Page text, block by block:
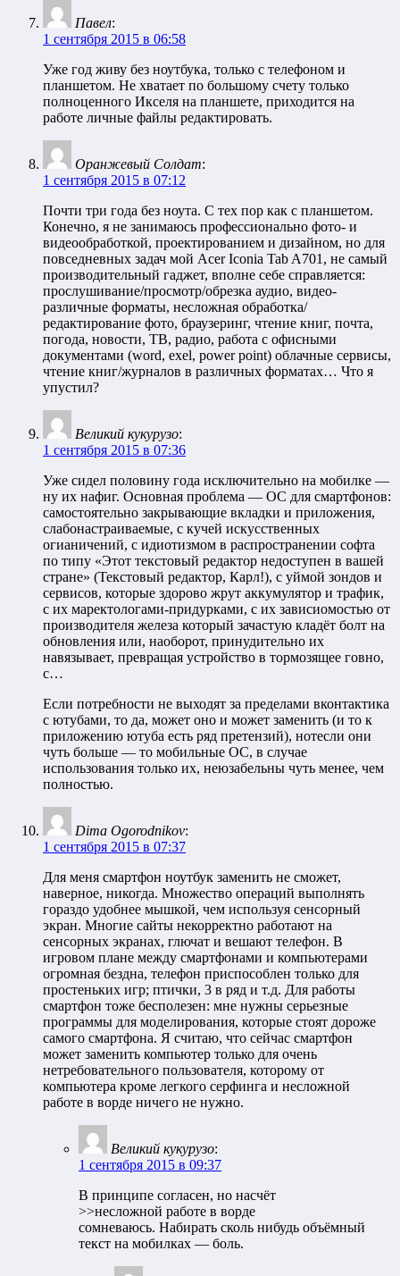
Павел:
1 сентября 2015 в 06:58
Уже год живу без ноутбука, только с телефоном и
планшетом. Не хватает по большому счету только
полноценного Икселя на планшете, приходится на
работе личные файлы редактировать.
Оранжевый Солдат:
1 сентября 2015 в 07:12
Почти три года без ноута. С тех пор как с планшетом.
Конечно, я не занимаюсь профессионально фото- и
видеообработкой, проектированием и дизайном, но для
повседневных задач мой Acer Iconia Tab A701, не самый
производительный гаджет, вполне себе справляется:
прослушивание/просмотр/обрезка аудио, видео-
различные форматы, несложная обработка/
редактирование фото, браузеринг, чтение книг, почта,
погода, новости, ТВ, радио, работа с офисными
документами (word, exel, power point) облачные сервисы,
чтение книг/журналов в различных форматах… Что я
упустил?
Великий кукурузо:
1 сентября 2015 в 07:36
Уже сидел половину года исключительно на мобилке —
ну их нафиг. Основная проблема — ОС для смартфонов:
самостоятельно закрывающие вкладки и приложения,
слабонастраиваемые, с кучей искусственных
огианичений, с идиотизмом в распространении софта
по типу «Этот текстовый редактор недоступен в вашей
стране» (Текстовый редактор, Карл!), с уймой зондов и
сервисов, которые здорово жрут аккумулятор и трафик,
с их маректологами-придурками, с их зависиомостью от
производителя железа который зачастую кладёт болт на
обновления или, наоборот, принудительно их
навязывает, превращая устройство в тормозящее говно,
с…
Если потребности не выходят за пределами вконтактика
с ютубами, то да, может оно и может заменить (и то к
приложению ютуба есть ряд претензий), нотесли они
чуть больше — то мобильные ОС, в случае
использования только их, неюзабельны чуть менее, чем
полностью.
Dima Ogorodnikov:
1 сентября 2015 в 07:37
Для меня смартфон ноутбук заменить не сможет,
наверное, никогда. Множество операций выполнять
гораздо удобнее мышкой, чем используя сенсорный
экран. Многие сайты некорректно работают на
сенсорных экранах, глючат и вешают телефон. В
игровом плане между смартфонами и компьютерами
огромная бездна, телефон приспособлен только для
простеньких игр; птички, 3 в ряд и т.д. Для работы
смартфон тоже бесполезен: мне нужны серьезные
программы для моделирования, которые стоят дороже
самого смартфона. Я считаю, что сейчас смартфон
может заменить компьютер только для очень
нетребовательного пользователя, которому от
компьютера кроме легкого серфинга и несложной
работе в ворде ничего не нужно.
Великий кукурузо:
1 сентября 2015 в 09:37
В принципе согласен, но насчёт
>>несложной работе в ворде
сомневаюсь. Набирать сколь нибудь объёмный
текст на мобилках — боль.